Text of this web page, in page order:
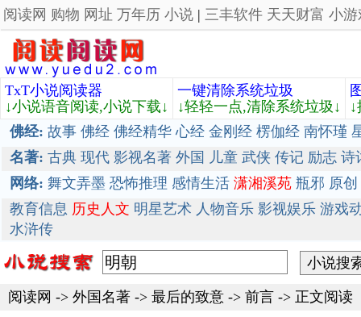
阅读网 购物 网址 万年历 小说 | 三丰软件 天天财富 小游
TxT小说阅读器
↓小说语音阅读,小说下载↓
一键清除系统垃圾
↓轻轻一点,清除系统垃圾↓
佛经: 故事 佛经 佛经精华 心经 金刚经 楞伽经 南怀瑾
名著: 古典 现代 影视名著 外国 儿童 武侠 传记 励志 诗
网络: 舞文弄墨 恐怖推理 感情生活 潇湘溪苑 瓶邪 原创
教育信息 历史人文 明星艺术 人物音乐 影视娱乐 游戏
水浒传
阅读网 -> 外国名著 -> 最后的致意 -> 前言 -> 正文阅读